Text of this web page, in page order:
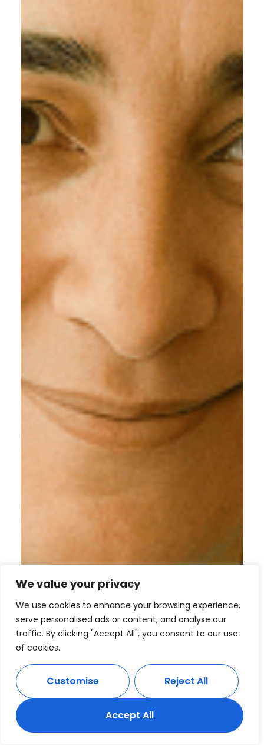
We value your privacy
We use cookies to enhance your browsing experience,
serve personalised ads or content, and analyse our
traffic. By clicking "Accept All", you consent to our use
of cookies.
Customise Reject All
Accept All